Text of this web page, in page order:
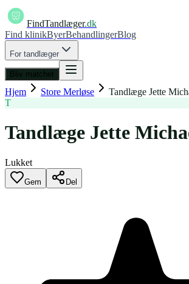
FindTandlæger.dk
Find klinikByerBehandlingerBlog
For tandlæger
Bliv matchet
Hjem Store Merløse
Tandlæge Jette
T
Tandlæge Jette
Lukket
Gem Del